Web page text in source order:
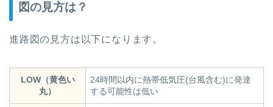
図の見方は？
進路図の見方は以下になります。
LOW（黄色い
丸）
24時間以内に熱帯低気圧(台風含む)に発達
する可能性は低い